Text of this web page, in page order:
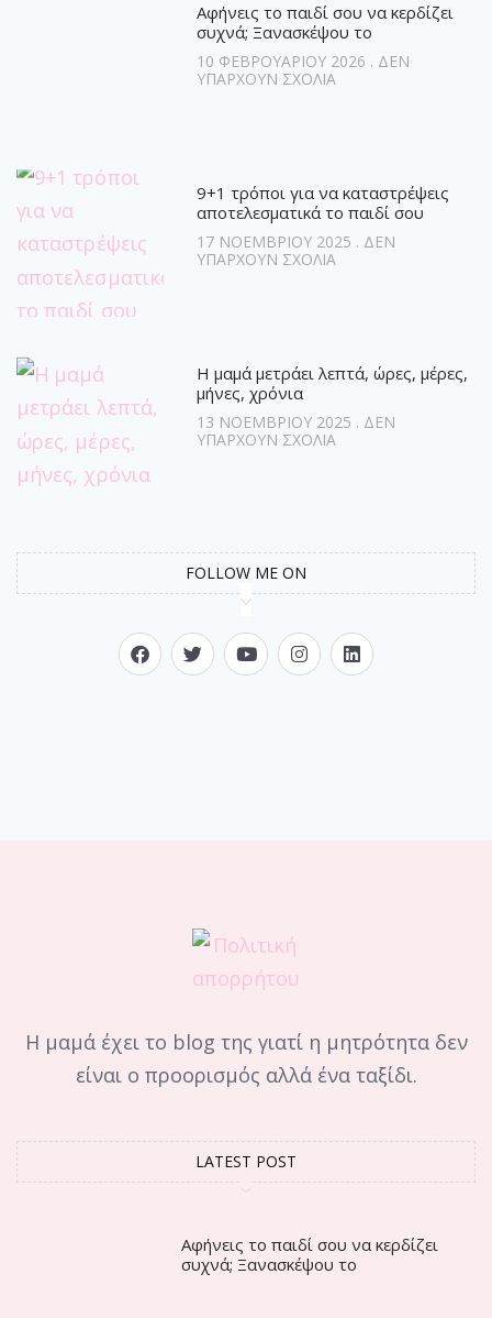
Αφήνεις το παιδί σου να κερδίζει
συχνά; Ξανασκέψου το
10 ΦΕΒΡΟΥΑΡΊΟΥ 2026
ΔΕΝ
ΥΠΆΡΧΟΥΝ ΣΧΌΛΙΑ
9+1 τρόποι για να καταστρέψεις
αποτελεσματικά το παιδί σου
17 ΝΟΕΜΒΡΊΟΥ 2025
ΔΕΝ
ΥΠΆΡΧΟΥΝ ΣΧΌΛΙΑ
Η μαμά μετράει λεπτά, ώρες, μέρες,
μήνες, χρόνια
13 ΝΟΕΜΒΡΊΟΥ 2025
ΔΕΝ
ΥΠΆΡΧΟΥΝ ΣΧΌΛΙΑ
FOLLOW ME ON
Η μαμά έχει το blog της γιατί η μητρότητα δεν
είναι ο προορισμός αλλά ένα ταξίδι.
LATEST POST
Αφήνεις το παιδί σου να κερδίζει
συχνά; Ξανασκέψου το